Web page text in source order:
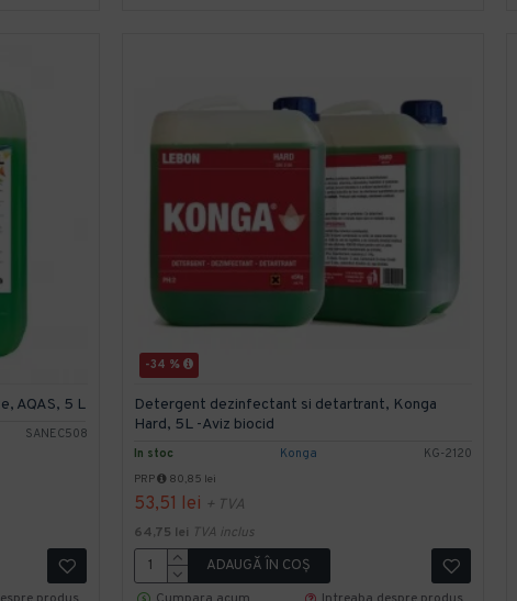
SANEC508
AQAS, 5 L
-34 %
In stoc Konga KG-2120
Detergent dezinfectant si detartrant, Konga
Hard, 5L -Aviz biocid
PRP 80,85 lei
53,51 lei + TVA
64,75 lei TVA inclus
ADAUGĂ ÎN COŞ